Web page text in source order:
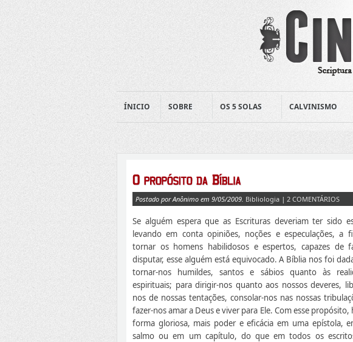
ÍNICIO SOBRE OS 5 SOLAS CALVINISMO
Postado por Anônimo em 9/05/2009. Bibliologia | 2 COMENTÁRIOS
Se alguém espera que as Escrituras deveriam ter sido
levando em conta opiniões, noções e especulações, a
tornar os homens habilidosos e espertos, capazes de
disputar, esse alguém está equivocado. A Bíblia nos foi
tornar-nos humildes, santos e sábios quanto às
espirituais; para dirigir-nos quanto aos nossos deveres,
nos de nossas tentações, consolar-nos nas nossas
fazer-nos amar a Deus e viver para Ele. Com esse propósito,
forma gloriosa, mais poder e eficácia em uma epístola,
salmo ou em um capítulo, do que em todos os